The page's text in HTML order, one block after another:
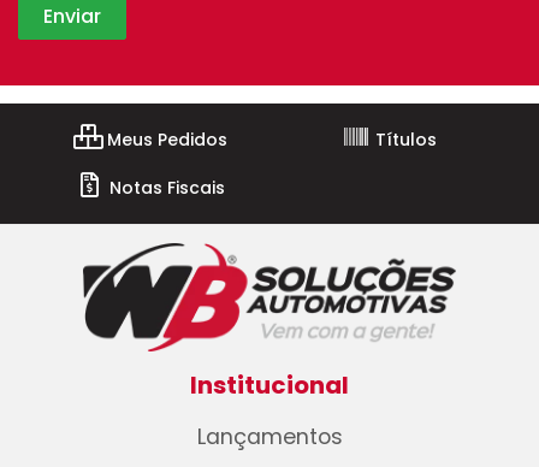
Meus Pedidos
Títulos
Notas Fiscais
Institucional
Lançamentos